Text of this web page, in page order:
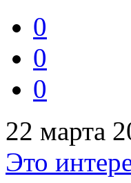
0
0
0
22 марта
Это